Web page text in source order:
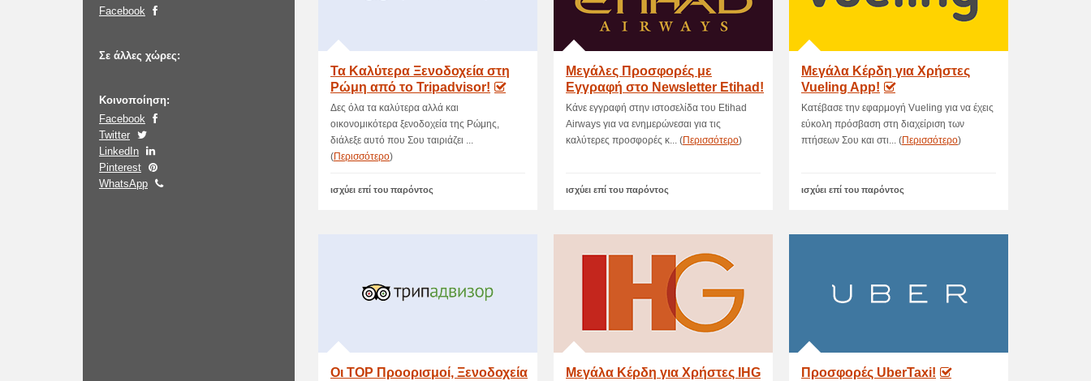
Facebook
Σε άλλες χώρες:
Κοινοποίηση:
Facebook
Twitter
LinkedIn
Pinterest
WhatsApp
Τα Καλύτερα Ξενοδοχεία στη
Ρώμη από το Tripadvisor!
Δες όλα τα καλύτερα αλλά και
οικονομικότερα ξενοδοχεία της Ρώμης,
διάλεξε αυτό που Σου ταιριάζει ...
(Περισσότερο)
ισχύει επί του παρόντος
Μεγάλες Προσφορές με
Εγγραφή στο Newsletter Etihad!
Κάνε εγγραφή στην ιστοσελίδα του Etihad
Airways για να ενημερώνεσαι για τις
καλύτερες προσφορές κ... (Περισσότερο)
ισχύει επί του παρόντος
Μεγάλα Κέρδη για Χρήστες
Vueling App!
Κατέβασε την εφαρμογή Vueling για να έχεις
εύκολη πρόσβαση στη διαχείριση των
πτήσεων Σου και στι... (Περισσότερο)
ισχύει επί του παρόντος
Οι TOP Προορισμοί, Ξενοδοχεία
Μεγάλα Κέρδη για Χρήστες IHG
Προσφορές UberTaxi!